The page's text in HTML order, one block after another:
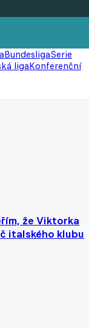
BundesligaSerie
ligaKonferenční
že Viktorka
italského klubu